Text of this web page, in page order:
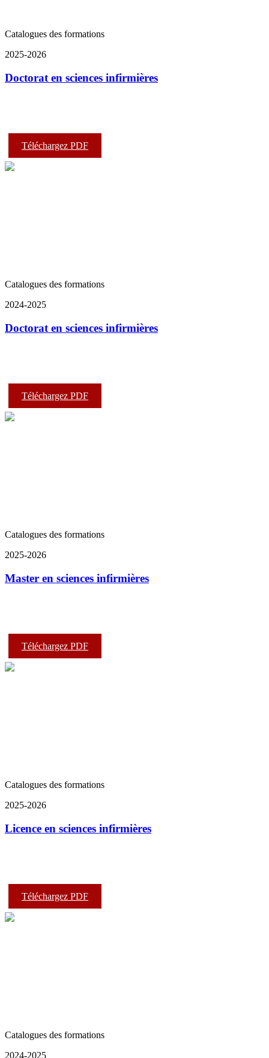
Catalogues des formations
2025-2026
Doctorat en sciences infirmières
Téléchargez PDF
Catalogues des formations
2024-2025
Doctorat en sciences infirmières
Téléchargez PDF
Catalogues des formations
2025-2026
Master en sciences infirmières
Téléchargez PDF
Catalogues des formations
2025-2026
Licence en sciences infirmières
Téléchargez PDF
Catalogues des formations
2024-2025